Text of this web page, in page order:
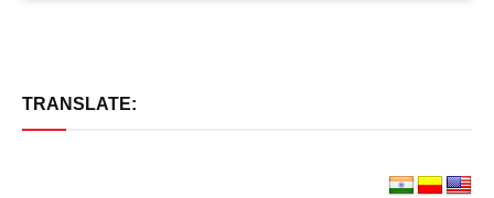
TRANSLATE: